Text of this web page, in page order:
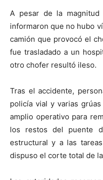
A pesar de la magnitud
informaron que no hubo
camión que provocó el
fue trasladado a un
otro chofer resultó ileso.
Tras el accidente,
policía vial y varias
amplio operativo para
los restos del puente
estructural y a las
dispuso el corte total de